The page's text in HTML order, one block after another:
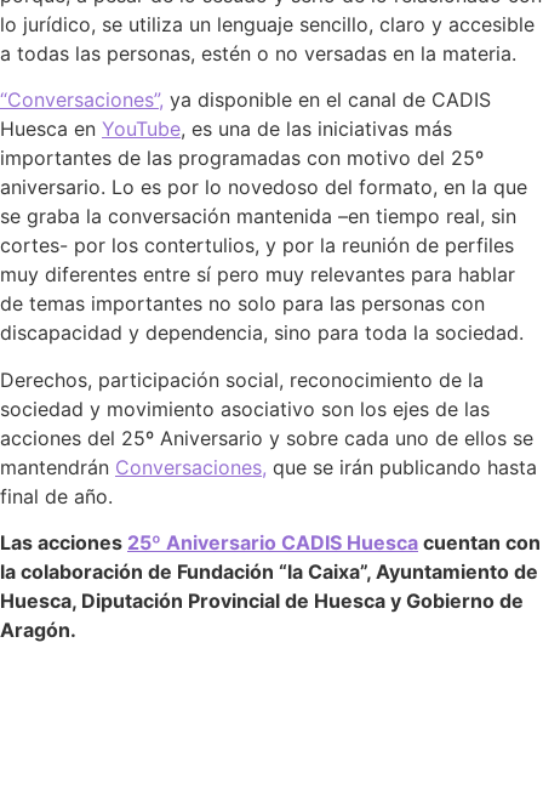
lo jurídico, se utiliza un lenguaje sencillo, claro y accesible
a todas las personas, estén o no versadas en la materia.
“Conversaciones”, ya disponible en el canal de CADIS
Huesca en YouTube, es una de las iniciativas más
importantes de las programadas con motivo del 25º
aniversario. Lo es por lo novedoso del formato, en la que
se graba la conversación mantenida –en tiempo real, sin
cortes- por los contertulios, y por la reunión de perfiles
muy diferentes entre sí pero muy relevantes para hablar
de temas importantes no solo para las personas con
discapacidad y dependencia, sino para toda la sociedad.
Derechos, participación social, reconocimiento de la
sociedad y movimiento asociativo son los ejes de las
acciones del 25º Aniversario y sobre cada uno de ellos se
mantendrán Conversaciones, que se irán publicando hasta
final de año.
Las acciones 25º Aniversario CADIS Huesca cuentan con
la colaboración de Fundación “la Caixa”, Ayuntamiento de
Huesca, Diputación Provincial de Huesca y Gobierno de
Aragón.